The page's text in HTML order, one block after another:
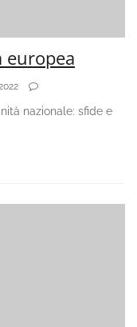
europea
nazionale: sfide e